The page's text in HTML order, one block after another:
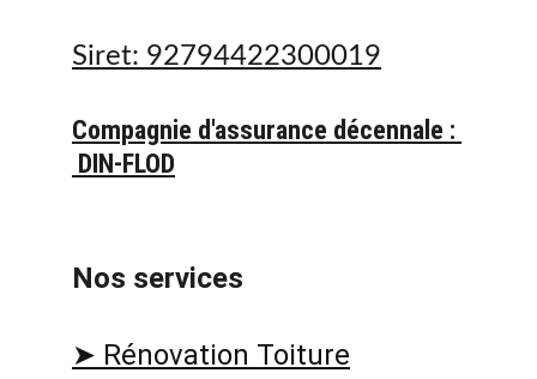
Siret: 92794422300019
Compagnie d'assurance décennale :
DIN-FLOD
Nos services
➤ Rénovation Toiture